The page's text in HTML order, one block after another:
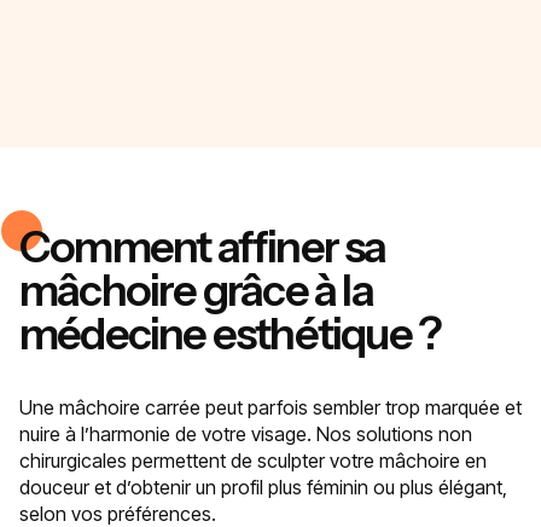
Comment affiner sa
mâchoire grâce à la
médecine esthétique ?
Une mâchoire carrée peut parfois sembler trop marquée et
nuire à l’harmonie de votre visage. Nos solutions non
chirurgicales permettent de sculpter votre mâchoire en
douceur et d’obtenir un profil plus féminin ou plus élégant,
selon vos préférences.